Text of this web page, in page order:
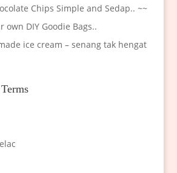
Chips Simple and Sedap.. ~~
own DIY Goodie Bags..
ice cream – senang tak hengat